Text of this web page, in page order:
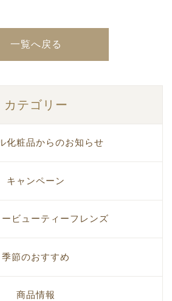
一覧へ戻る
カテゴリー
化粧品からのお知らせ
キャンペーン
ビューティーフレンズ
季節のおすすめ
商品情報